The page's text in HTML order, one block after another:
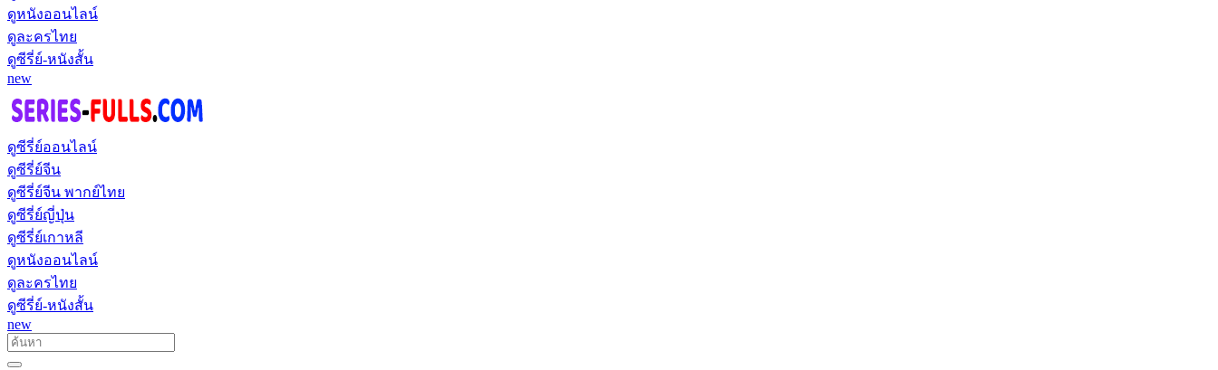
ดูหนังออนไลน์
ดูละครไทย
ดูซีรี่ย์-หนังสั้น
new
ดูซีรี่ย์ออนไลน์
ดูซีรี่ย์จีน
ดูซีรี่ย์จีน พากย์ไทย
ดูซีรี่ย์ญี่ปุ่น
ดูซีรี่ย์เกาหลี
ดูหนังออนไลน์
ดูละครไทย
ดูซีรี่ย์-หนังสั้น
new